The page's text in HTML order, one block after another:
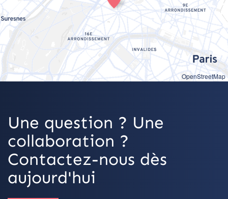
OpenStreetMap
Une question ? Une
collaboration ?
Contactez-nous dès
aujourd'hui